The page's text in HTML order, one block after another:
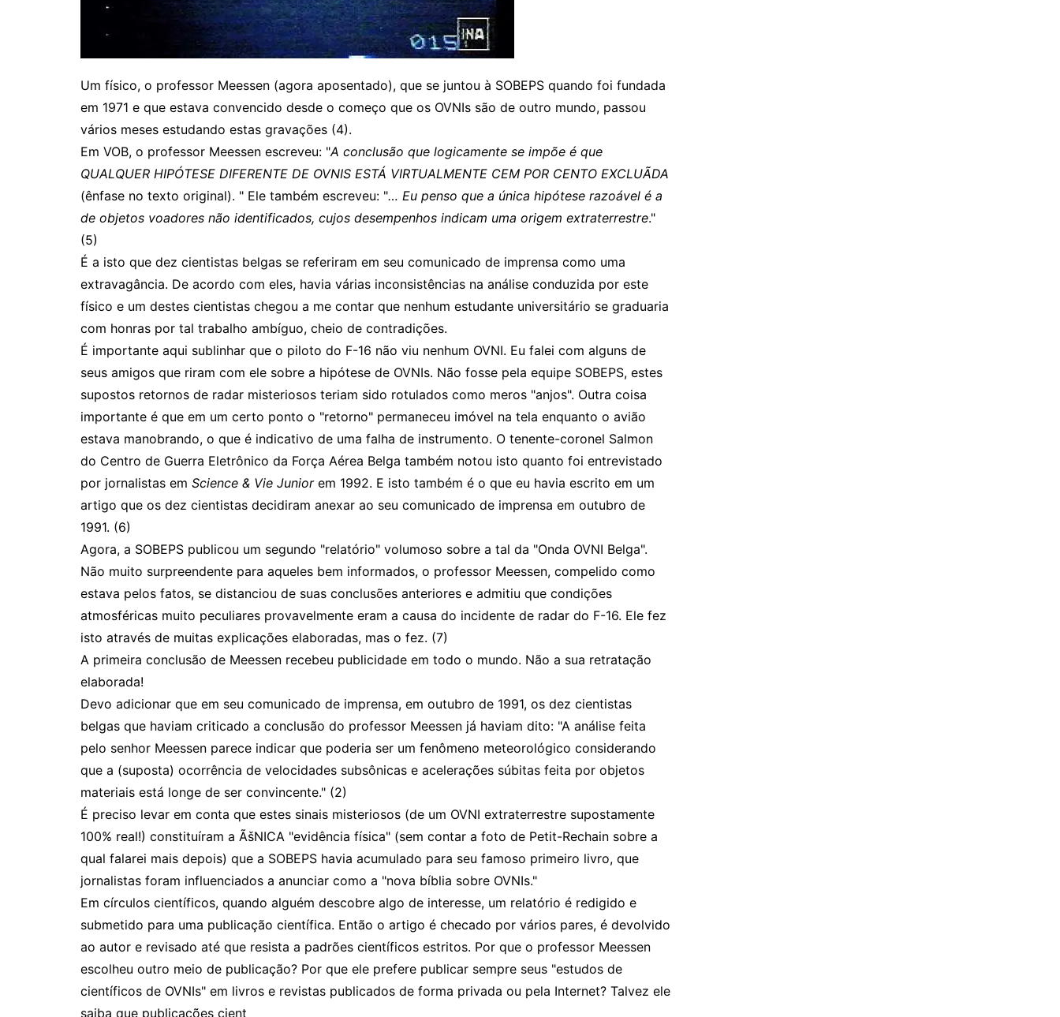
Um físico, o professor Meessen (agora aposentado), que se juntou à SOBEPS quando foi fundada
em 1971 e que estava convencido desde o começo que os OVNIs são de outro mundo, passou
vários meses estudando estas gravações (4).
Em VOB, o professor Meessen escreveu: "A conclusão que logicamente se impõe é que
QUALQUER HIPÓTESE DIFERENTE DE OVNIS ESTÁ VIRTUALMENTE CEM POR CENTO EXCLUÃDA
(ênfase no texto original). " Ele também escreveu: "… Eu penso que a única hipótese razoável é a
de objetos voadores não identificados, cujos desempenhos indicam uma origem extraterrestre."
(5)
É a isto que dez cientistas belgas se referiram em seu comunicado de imprensa como uma
extravagância. De acordo com eles, havia várias inconsistências na análise conduzida por este
físico e um destes cientistas chegou a me contar que nenhum estudante universitário se graduaria
com honras por tal trabalho ambíguo, cheio de contradições.
É importante aqui sublinhar que o piloto do F-16 não viu nenhum OVNI. Eu falei com alguns de
seus amigos que riram com ele sobre a hipótese de OVNIs. Não fosse pela equipe SOBEPS, estes
supostos retornos de radar misteriosos teriam sido rotulados como meros "anjos". Outra coisa
importante é que em um certo ponto o "retorno" permaneceu imóvel na tela enquanto o avião
estava manobrando, o que é indicativo de uma falha de instrumento. O tenente-coronel Salmon
do Centro de Guerra Eletrônico da Força Aérea Belga também notou isto quanto foi entrevistado
por jornalistas em Science & Vie Junior em 1992. E isto também é o que eu havia escrito em um
artigo que os dez cientistas decidiram anexar ao seu comunicado de imprensa em outubro de
1991. (6)
Agora, a SOBEPS publicou um segundo "relatório" volumoso sobre a tal da "Onda OVNI Belga".
Não muito surpreendente para aqueles bem informados, o professor Meessen, compelido como
estava pelos fatos, se distanciou de suas conclusões anteriores e admitiu que condições
atmosféricas muito peculiares provavelmente eram a causa do incidente de radar do F-16. Ele fez
isto através de muitas explicações elaboradas, mas o fez. (7)
A primeira conclusão de Meessen recebeu publicidade em todo o mundo. Não a sua retratação
elaborada!
Devo adicionar que em seu comunicado de imprensa, em outubro de 1991, os dez cientistas
belgas que haviam criticado a conclusão do professor Meessen já haviam dito: "A análise feita
pelo senhor Meessen parece indicar que poderia ser um fenômeno meteorológico considerando
que a (suposta) ocorrência de velocidades subsônicas e acelerações súbitas feita por objetos
materiais está longe de ser convincente." (2)
É preciso levar em conta que estes sinais misteriosos (de um OVNI extraterrestre supostamente
100% real!) constituíram a ÃšNICA "evidência física" (sem contar a foto de Petit-Rechain sobre a
qual falarei mais depois) que a SOBEPS havia acumulado para seu famoso primeiro livro, que
jornalistas foram influenciados a anunciar como a "nova bíblia sobre OVNIs."
Em círculos científicos, quando alguém descobre algo de interesse, um relatório é redigido e
submetido para uma publicação científica. Então o artigo é checado por vários pares, é devolvido
ao autor e revisado até que resista a padrões científicos estritos. Por que o professor Meessen
escolheu outro meio de publicação? Por que ele prefere publicar sempre seus "estudos de
científicos de OVNIs" em livros e revistas publicados de forma privada ou pela Internet? Talvez ele
saiba que publicações cient